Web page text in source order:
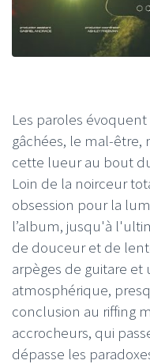
Les paroles
gâchées, le mal-être,
cette lueur au bout
Loin de la noirceur
obsession pour la
l’album, jusqu'à
de douceur et de
arpèges de guitare et
atmosphérique,
conclusion au riffing
accrocheurs, qui
dépasse les